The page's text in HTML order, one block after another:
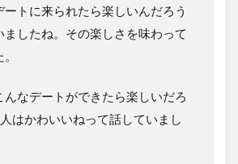
ートに来られたら楽しいんだろう
ましたね。その楽しさを味わって
んなデートができたら楽しいだろ
はかわいいねって話していまし